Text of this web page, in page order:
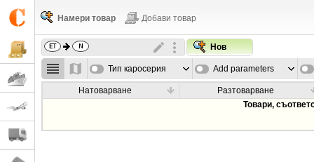
Намери товар Добави товар
Нов
Тип каросерия Add parameters
Натоварване
Разтоварване
Товари,